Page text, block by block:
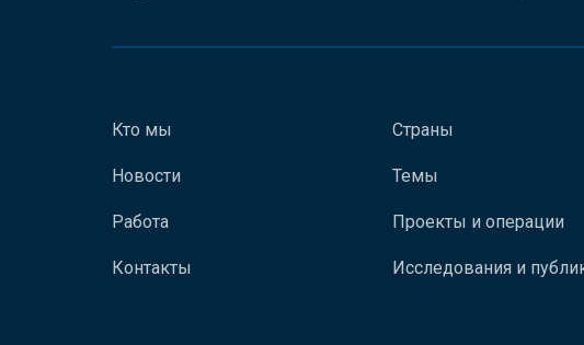
Кто мы
Новости
Работа
Контакты
Страны
Темы
Проекты и операции
Исследования и